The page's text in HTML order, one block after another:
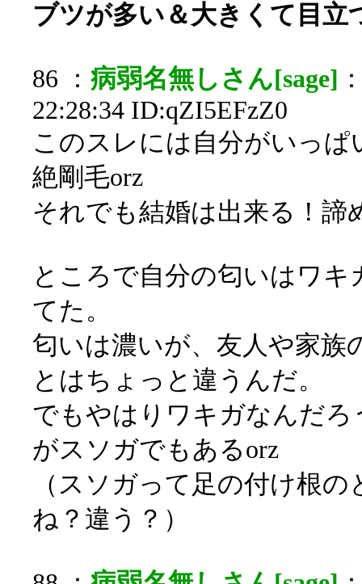
ブツが多い＆大きくて目立
86 ： 病弱名無しさん[sage]
22:28:34 ID:qZI5EFzZ0
このスレには自分がいっ
絶剛毛orz
それでも結婚は出来る！諦
ところで自分の匂いはワ
てた。
匂いは濃いが、友人や家族
とはちょっと違うんだ。
でもやはりワキガなんだろ
がスソガでもあるorz
（スソガって足の付け根
ね？違う？）